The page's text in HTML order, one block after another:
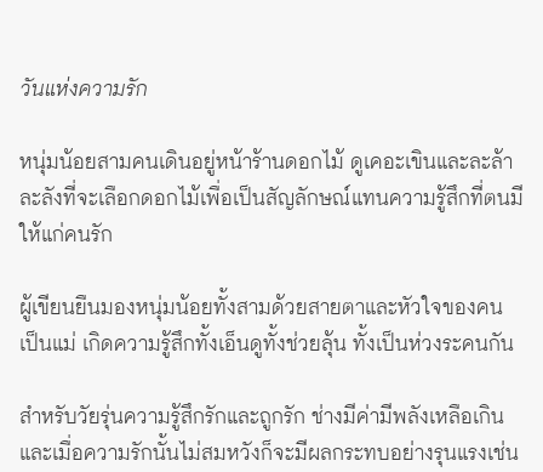
วันแห่งความรัก
หนุ่มน้อยสามคนเดินอยู่หน้าร้านดอกไม้ ดูเคอะเขินและละล้า
ละลังที่จะเลือกดอกไม้เพื่อเป็นสัญลักษณ์แทนความรู้สึกที่ตนมี
ให้แก่คนรัก
ผู้เขียนยืนมองหนุ่มน้อยทั้งสามด้วยสายตาและหัวใจของคน
เป็นแม่ เกิดความรู้สึกทั้งเอ็นดูทั้งช่วยลุ้น ทั้งเป็นห่วงระคนกัน
สำหรับวัยรุ่นความรู้สึกรักและถูกรัก ช่างมีค่ามีพลังเหลือเกิน
และเมื่อความรักนั้นไม่สมหวังก็จะมีผลกระทบอย่างรุนแรงเช่น